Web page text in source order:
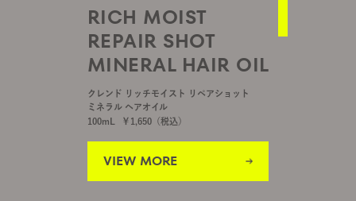
RICH MOIST
REPAIR SHOT
MINERAL HAIR OIL
クレンド リッチモイスト リペアショット
ミネラル ヘアオイル
100mL
￥ 1,650 （税込）
VIEW MORE
VIEW MORE